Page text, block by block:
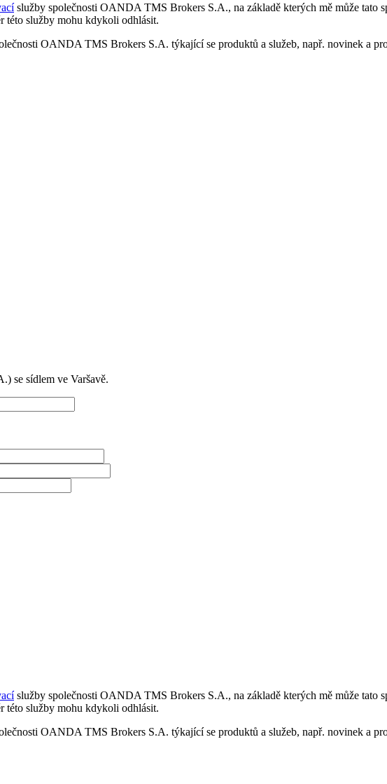
služby společnosti OANDA TMS Brokers S.A., na základě kterých mě může tato
této služby mohu kdykoli odhlásit.
OANDA TMS Brokers S.A. týkající se produktů a služeb, např. novinek a
se sídlem ve Varšavě.
služby společnosti OANDA TMS Brokers S.A., na základě kterých mě může tato
této služby mohu kdykoli odhlásit.
OANDA TMS Brokers S.A. týkající se produktů a služeb, např. novinek a